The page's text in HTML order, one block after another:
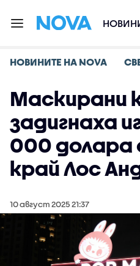
НОВИНИТЕ НА NOVA
Маскирани
задигнаха
000 долара
край Лос
10 август 2025 21:37